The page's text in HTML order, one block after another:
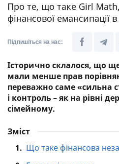
Про те, що таке Girl
фінансової емансипації
Підпишіться на нас:
Історично склалося, що
мали менше прав
переважно саме «сильна
і контроль – як на рівні
сімейному.
Зміст
1. Що таке фінансова